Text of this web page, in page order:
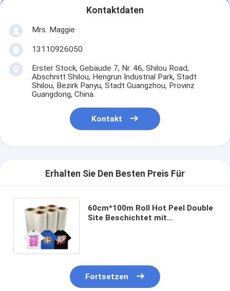
Kontaktdaten
Mrs. Maggie
13110926050
Erster Stock, Gebäude 7, Nr. 46, Shilou Road,
Abschnitt Shilou, Hengrun Industrial Park, Stadt
Shilou, Bezirk Panyu, Stadt Guangzhou, Provinz
Guangdong, China.
Kontakt
Erhalten Sie Den Besten Preis Für
60cm*100m Roll Hot Peel Double
Site Beschichtet mit
Fortsetzen